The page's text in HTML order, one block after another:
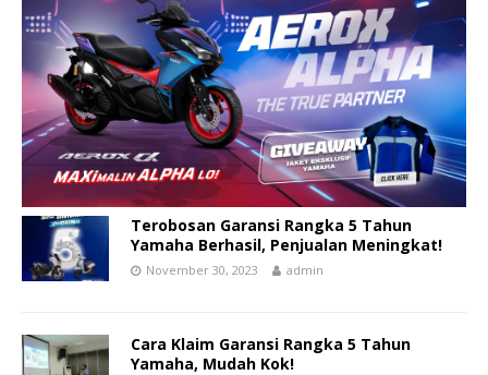
Terobosan Garansi Rangka 5 Tahun
Yamaha Berhasil, Penjualan Meningkat!
November 30, 2023 admin
Cara Klaim Garansi Rangka 5 Tahun
Yamaha, Mudah Kok!